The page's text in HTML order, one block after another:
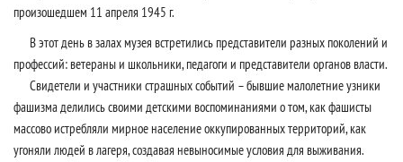
произошедшем 11 апреля 1945 г.
В этот день в залах музея встретились представители разных поколений и
профессий: ветераны и школьники, педагоги и представители органов власти.
Свидетели и участники страшных событий – бывшие малолетние узники
фашизма делились своими детскими воспоминаниями о том, как фашисты
массово истребляли мирное население оккупированных территорий, как
угоняли людей в лагеря, создавая невыносимые условия для выживания.